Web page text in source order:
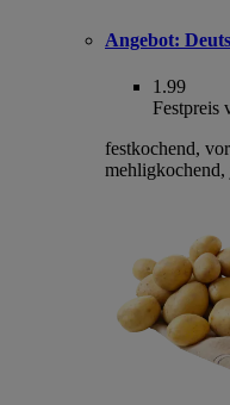
Angebot:
1.99
Festpreis
festkochend,